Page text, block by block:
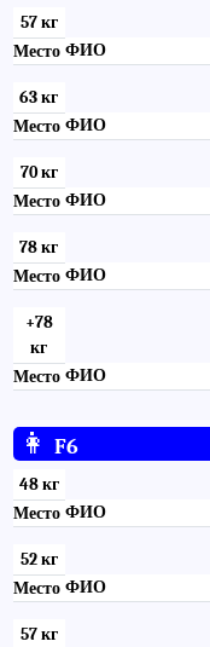
57 кг
Место ФИО
63 кг
Место ФИО
70 кг
Место ФИО
78 кг
Место ФИО
+78
кг
Место ФИО
👩 F6
48 кг
Место ФИО
52 кг
Место ФИО
57 кг